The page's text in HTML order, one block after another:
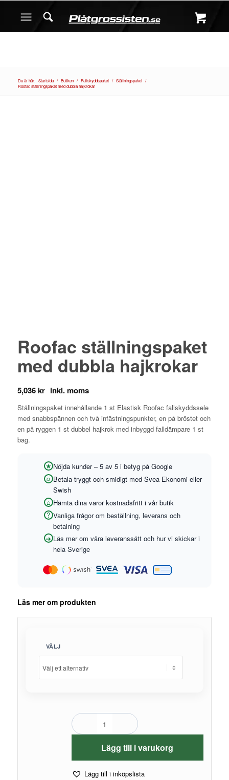
Du är här: Startsida / Butiken / Fallskyddspaket / Ställningspaket /
Roofac ställningspaket med dubbla hajkrokar
Roofac ställningspaket
med dubbla hajkrokar
5,036kr
Ställningspaket innehållande 1 st Elastisk Roofac fallskyddssele
med snabbspännen och två infästningspunkter, en på bröstet och
en på ryggen 1 st dubbel hajkrok med inbyggd falldämpare 1 st
bag.
Nöjda kunder – 5 av 5 i betyg på Google
Betala tryggt och smidigt med Svea Ekonomi eller
Swish
Hämta dina varor kostnadsfritt i vår butik
Vanliga frågor om beställning, leverans och
betalning
Läs mer om våra leveranssätt och hur vi skickar i
hela Sverige
Läs mer om produkten
VÄLJ
Lägg till i varukorg
Lägg till i inköpslista